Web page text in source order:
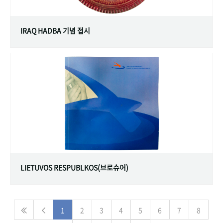
IRAQ HADBA 기념 접시
LIETUVOS RESPUBLKOS(브로슈어)
1 2 3 4 5 6 7 8